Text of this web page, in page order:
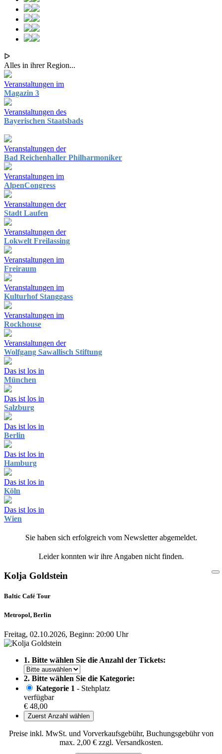
ᐅ
Alles in ihrer Region...
Veranstaltungen im
Magazin 3
Veranstaltungen des
Bayerischen Staatsbads
Veranstaltungen der
Bad Reichenhaller Philharmoniker
Veranstaltungen im
AlpenCongress
Veranstaltungen der
Stadt Laufen
Veranstaltungen der
Lokwelt Freilassing
Veranstaltungen im
Freiraum
Veranstaltungen im
Kulturhof Stanggass
Veranstaltungen im
Rockhouse
Veranstaltungen der
Wolfgang Sawallisch Stiftung
Das ist los in
München
Das ist los in
Salzburg
Das ist los in
Berlin
Das ist los in
Hamburg
Das ist los in
Köln
Das ist los in
Wien
Sie haben sich erfolgreich vom Newsletter abgemeldet.
Leider konnten wir ihre Angaben nicht finden.
Kolja Goldstein
Baltic Café Tour
Metropol, Berlin
Freitag, 02.10.2026, Beginn: 20:00 Uhr
1. Bitte wählen Sie die Anzahl der Tickets:
2. Bitte wählen Sie die Kategorie:
Kategorie 1 - Stehplatz
verfügbar
€ 48,00
Zuerst Anzahl wählen
Preise inkl. MwSt. und Vorverkaufsgebühr, Buchungsgebühr von
max. 2,00 € zzgl. Versandkosten.